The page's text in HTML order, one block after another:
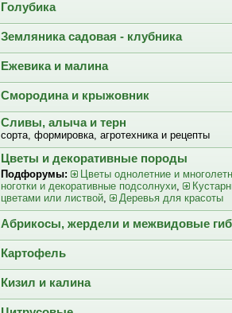
Голубика
Земляника садовая - клубника
Ежевика и малина
Смородина и крыжовник
Сливы, алыча и терн
сорта, формировка, агротехника и рецепты
Цветы и декоративные породы
Подфорумы:
Цветы однолетние и
ноготки и декоративные подсолнухи,
цветами или листвой, Деревья для красоты
Абрикосы, жердели и межвидовые
Картофель
Кизил и калина